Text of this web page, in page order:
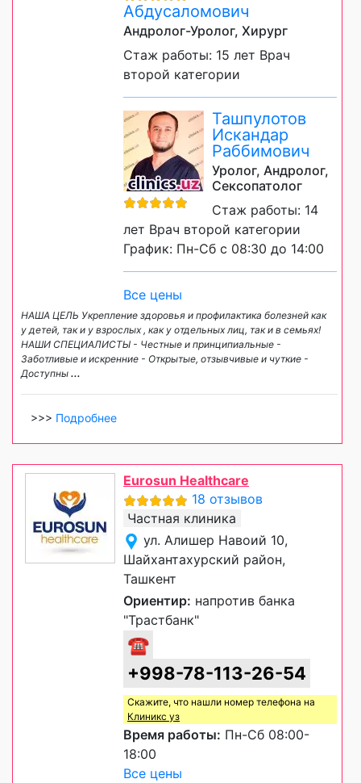
Абдусаломович
Андролог-Уролог, Хирург
Стаж работы: 15 лет Врач
второй категории
Ташпулотов
Искандар
Раббимович
Уролог, Андролог,
Сексопатолог
Стаж работы: 14
лет Врач второй категории
График: Пн-Сб с 08:30 до 14:00
Все цены
НАША ЦЕЛЬ Укрепление здоровья и профилактика болезней как
у детей, так и у взрослых , как у отдельных лиц, так и в семьях!
НАШИ СПЕЦИАЛИСТЫ - Честные и принципиальные -
Заботливые и искренние - Открытые, отзывчивые и чуткие -
Доступны ...
>>> Подробнее
Eurosun Healthcare
18 отзывов
Частная клиника
ул. Алишер Навоий 10,
Шайхантахурский район,
Ташкент
Ориентир: напротив банка
"Трастбанк"
☎
+998-78-113-26-54
Скажите, что нашли номер телефона на
Клиникс уз
Время работы: Пн-Сб 08:00-
18:00
Все цены